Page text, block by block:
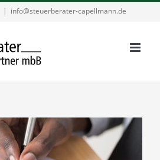
| info@steuerberater-capellmann.de